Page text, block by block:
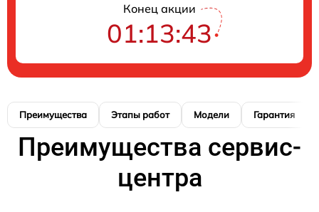
Конец акции
01:13:42
Преимущества Этапы работ Модели Гарантия
Преимущества сервис-
центра